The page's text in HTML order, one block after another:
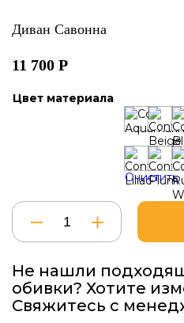
Диван Савонна
11 700 Р
Цвет материала
Очистить
Количество
товара
Диван
Не нашли
обивки? Хотите
Свяжитесь с